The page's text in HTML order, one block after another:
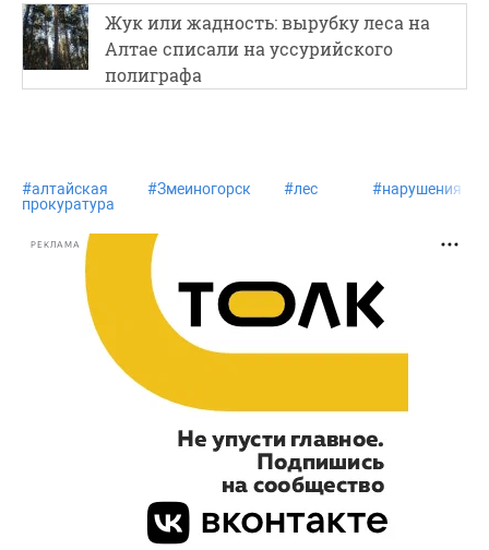
Жук или жадность: вырубку леса на
Алтае списали на уссурийского
полиграфа
#алтайская
прокуратура
#Змеиногорск #лес #нарушения
РЕКЛАМА